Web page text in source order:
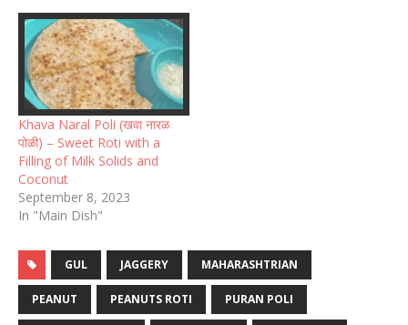
Khava Naral Poli (खवा नारळ
पोळी) – Sweet Roti with a
Filling of Milk Solids and
Coconut
September 8, 2023
In "Main Dish"
GUL JAGGERY MAHARASHTRIAN
PEANUT PEANUTS ROTI PURAN POLI